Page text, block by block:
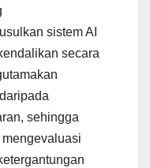
sistem AI
secara
sehingga